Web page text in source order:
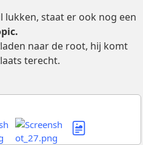
lukken, staat er ook nog een
naar de root, hij komt
terecht.